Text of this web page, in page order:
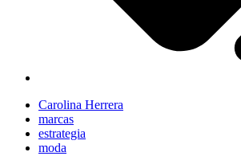
Carolina Herrera
marcas
estrategia
moda